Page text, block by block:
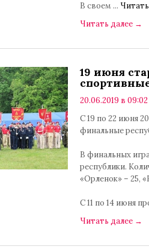
В своем ...
Читать далее →
19 июня
20.06.2019 в 09:02
С 19 по 22 июня
финальные
В финальных
республики.
«Орленок» – 25,
С 11 по 14 июня
Читать далее →